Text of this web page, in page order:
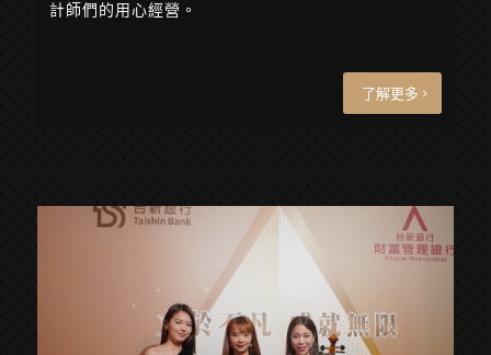
計師們的用心經營。
了解更多